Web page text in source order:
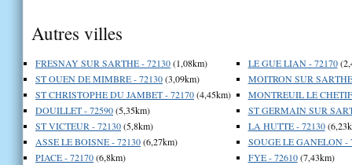
Autres villes
FRESNAY SUR SARTHE - 72130(1,08km)
ST OUEN DE MIMBRE - 72130(3,09km)
ST CHRISTOPHE DU JAMBET - 72170(4,45km)
DOUILLET - 72590(5,35km)
ST VICTEUR - 72130(5,8km)
ASSE LE BOISNE - 72130(6,27km)
PIACE - 72170(6,8km)
LE GUE LIAN - 72170
MOITRON SUR
MONTREUIL LE
ST GERMAIN SUR
LA HUTTE - 72130
SOUGE LE GANELON -
FYE - 72610(7,43km)